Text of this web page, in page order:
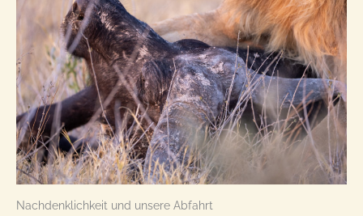
Nachdenklichkeit und unsere Abfahrt